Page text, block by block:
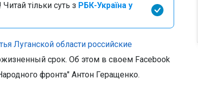
тільки суть з РБК-Україна у
Луганской области российские
срок. Об этом в своем Facebook
фронта" Антон Геращенко.